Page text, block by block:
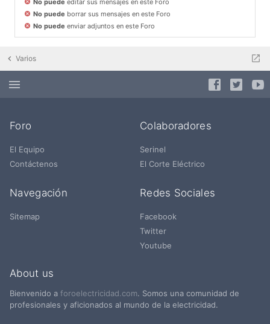
No puede editar sus mensajes en este Foro
No puede borrar sus mensajes en este Foro
No puede enviar adjuntos en este Foro
Varios
Foro
El Equipo
Contáctenos
Colaboradores
Serinel
El Corte Eléctrico
Navegación
Sitemap
Redes Sociales
Facebook
Twitter
Youtube
About us
Bienvenido a foroelectricidad.com. Somos una comunidad de
profesionales y aficionados al mundo de la electricidad.